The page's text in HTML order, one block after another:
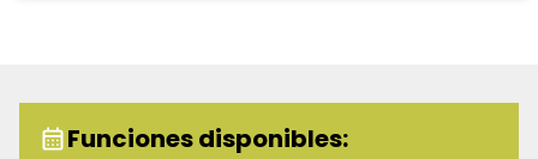
Funciones disponibles: